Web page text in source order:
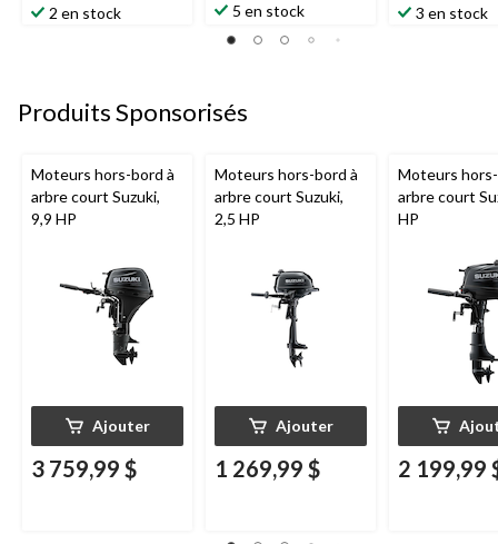
2 en stock 5 en stock 3 en stock
Produits Sponsorisés
Moteurs hors-bord à
arbre court Suzuki,
9,9 HP
Ajouter
3 759,99 $
Moteurs hors-bord à
arbre court Suzuki,
2,5 HP
Ajouter
1 269,99 $
Moteurs
arbre court
HP
2 199,99